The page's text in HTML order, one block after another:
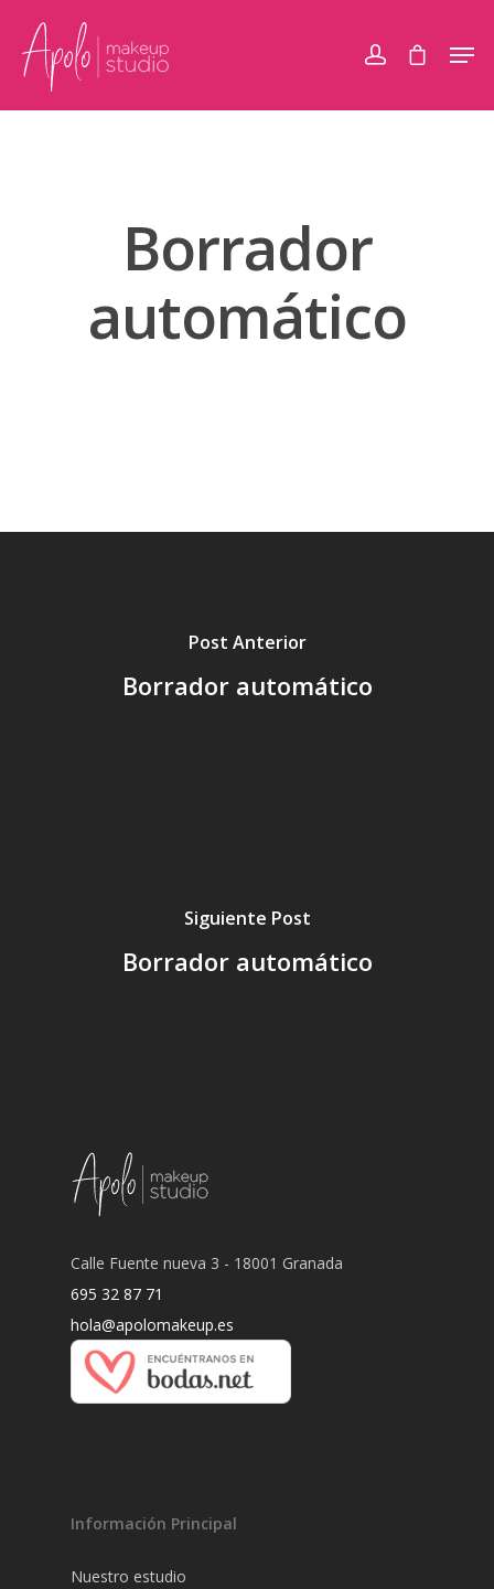
Borrador
automático
Post Anterior
Borrador automático
Siguiente Post
Borrador automático
Calle Fuente nueva 3 - 18001 Granada
695 32 87 71
hola@apolomakeup.es
Información Principal
Nuestro estudio